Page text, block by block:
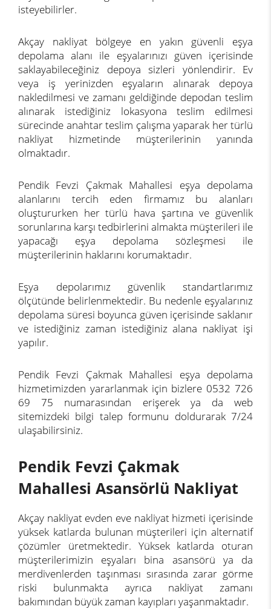
isteyebilirler.
Akçay nakliyat bölgeye en yakın güvenli eşya
depolama alanı ile eşyalarınızı güven içerisinde
saklayabileceğiniz depoya sizleri yönlendirir. Ev
veya iş yerinizden eşyaların alınarak depoya
nakledilmesi ve zamanı geldiğinde depodan teslim
alınarak istediğiniz lokasyona teslim edilmesi
sürecinde anahtar teslim çalışma yaparak her türlü
nakliyat hizmetinde müşterilerinin yanında
olmaktadır.
Pendik Fevzi Çakmak Mahallesi eşya depolama
alanlarını tercih eden firmamız bu alanları
oluştururken her türlü hava şartına ve güvenlik
sorunlarına karşı tedbirlerini almakta müşterileri ile
yapacağı eşya depolama sözleşmesi ile
müşterilerinin haklarını korumaktadır.
Eşya depolarımız güvenlik standartlarımız
ölçütünde belirlenmektedir. Bu nedenle eşyalarınız
depolama süresi boyunca güven içerisinde saklanır
ve istediğiniz zaman istediğiniz alana nakliyat işi
yapılır.
Pendik Fevzi Çakmak Mahallesi eşya depolama
hizmetimizden yararlanmak için bizlere 0532 726
69 75 numarasından erişerek ya da web
sitemizdeki bilgi talep formunu doldurarak 7/24
ulaşabilirsiniz.
Pendik Fevzi Çakmak
Mahallesi Asansörlü Nakliyat
Akçay nakliyat evden eve nakliyat hizmeti içerisinde
yüksek katlarda bulunan müşterileri için alternatif
çözümler üretmektedir. Yüksek katlarda oturan
müşterilerimizin eşyaları bina asansörü ya da
merdivenlerden taşınması sırasında zarar görme
riski bulunmakta ayrıca nakliyat zamanı
bakımından büyük zaman kayıpları yaşanmaktadır.